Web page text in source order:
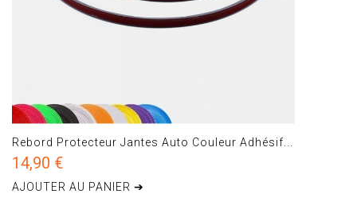
Rebord Protecteur Jantes Auto Couleur Adhésif...
14,90 €
AJOUTER AU PANIER ➔